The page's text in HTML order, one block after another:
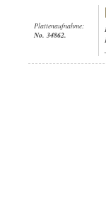
Plattenaufnahme:
No. 34862.